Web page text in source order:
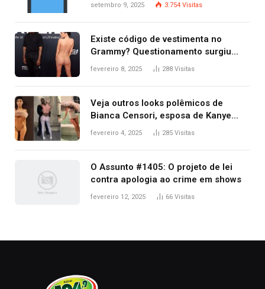
setembro 9, 2025 3.754 Visitas
Existe código de vestimenta no
Grammy? Questionamento surgiu
após Bianca Censori, mulher de
fevereiro 8, 2025 288 Visitas
Veja outros looks polêmicos de
Bianca Censori, esposa de Kanye
West que apareceu nua no Grammy
fevereiro 4, 2025 285 Visitas
O Assunto #1405: O projeto de lei
contra apologia ao crime em shows
fevereiro 12, 2025 66 Visitas